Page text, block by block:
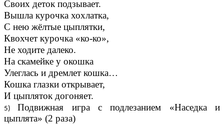
Своих деток подзывает.
Вышла курочка хохлатка,
С нею жёлтые цыплятки,
Квохчет курочка «ко-ко»,
Не ходите далеко.
На скамейке у окошка
Улеглась и дремлет кошка…
Кошка глазки открывает,
И цыпляток догоняет.
Подвижная игра с подлезанием «Наседка и
цыплята» (2 раза)